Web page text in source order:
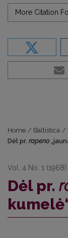
More Citation
Home / Baltistica /
Dėl pr. rapeno
Vol. 4 No. 1 (1968)
Dėl pr.